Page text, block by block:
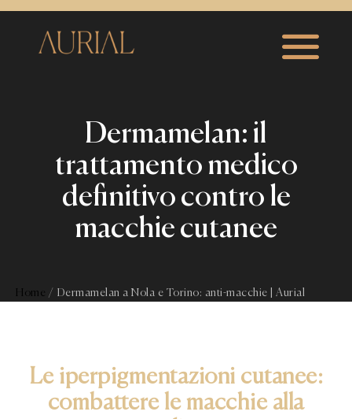
Dermamelan: il
trattamento medico
definitivo contro le
macchie cutanee
Home / Dermamelan a Nola e Torino: anti-macchie | Aurial
Le iperpigmentazioni cutanee:
combattere le macchie alla